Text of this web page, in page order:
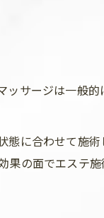
サージは一般
に合わせて施
果の面でエステ